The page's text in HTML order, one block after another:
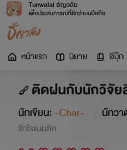
Tunwalai ธัญวลัย
เพื่อประสบการณ์ที่ดีกว่าบนมือถือ
หน้าแรก นิยาย อีบุ๊ก
ติดฝนกับนักวิจัย
นักเขียน: -Char- นักว
รักโรแมนติก